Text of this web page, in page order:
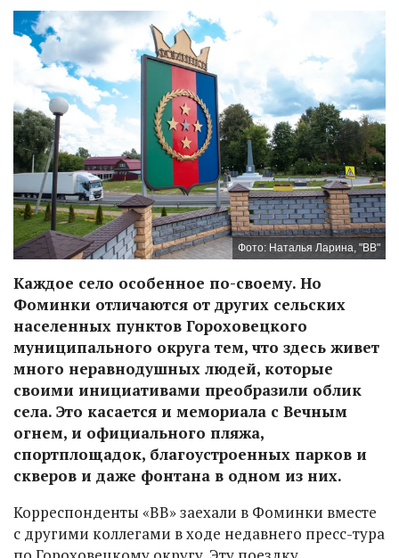
Фото: Наталья Ларина, "ВВ"
Каждое село особенное по-своему. Но
Фоминки отличаются от других сельских
населенных пунктов Гороховецкого
муниципального округа тем, что здесь живет
много неравнодушных людей, которые
своими инициативами преобразили облик
села. Это касается и мемориала с Вечным
огнем, и официального пляжа,
спортплощадок, благоустроенных парков и
скверов и даже фонтана в одном из них.
Корреспонденты «ВВ» заехали в Фоминки вместе
с другими коллегами в ходе недавнего пресс-тура